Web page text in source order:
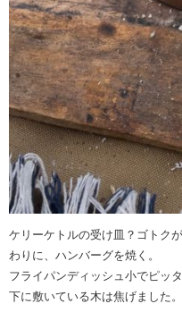
ケリーケトルの受け皿？ゴトク
わりに、ハンバーグを焼く。
フライパンディッシュ小でピッタ
下に敷いている木は焦げました。